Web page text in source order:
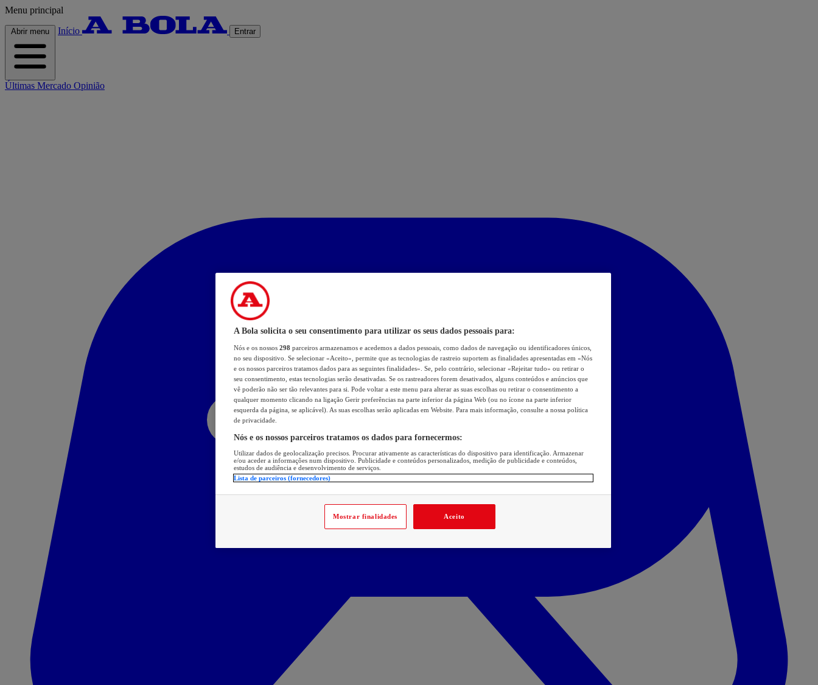
Menu principal
Abrir menu Início Entrar
Últimas Mercado Opinião
A Bola solicita o seu consentimento para utilizar os seus dados pessoais para:
Nós e os nossos 298 parceiros armazenamos e acedemos a dados pessoais, como dados de navegação ou identificadores únicos,
no seu dispositivo. Se selecionar «Aceito», permite que as tecnologias de rastreio suportem as finalidades apresentadas em «Nós
e os nossos parceiros tratamos dados para as seguintes finalidades». Se, pelo contrário, selecionar «Rejeitar tudo» ou retirar o
seu consentimento, estas tecnologias serão desativadas. Se os rastreadores forem desativados, alguns conteúdos e anúncios que
vê poderão não ser tão relevantes para si. Pode voltar a este menu para alterar as suas escolhas ou retirar o consentimento a
qualquer momento clicando na ligação Gerir preferências na parte inferior da página Web (ou no ícone na parte inferior
esquerda da página, se aplicável). As suas escolhas serão aplicadas em Website. Para mais informação, consulte a nossa política
de privacidade.
Nós e os nossos parceiros tratamos os dados para fornecermos:
Utilizar dados de geolocalização precisos. Procurar ativamente as características do dispositivo para identificação. Armazenar
e/ou aceder a informações num dispositivo. Publicidade e conteúdos personalizados, medição de publicidade e conteúdos,
estudos de audiência e desenvolvimento de serviços.
Lista de parceiros (fornecedores)
Mostrar finalidades Aceito